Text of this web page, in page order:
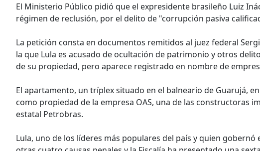
El Ministerio Público pidió que el expresidente brasileño Luiz
régimen de reclusión, por el delito de "corrupción pasiva
La petición consta en documentos remitidos al juez federal
la que Lula es acusado de ocultación de patrimonio y otros
de su propiedad, pero aparece registrado en nombre de
El apartamento, un tríplex situado en el balneario de Guarujá,
como propiedad de la empresa OAS, una de las constructoras
estatal Petrobras.
Lula, uno de los líderes más populares del país y quien